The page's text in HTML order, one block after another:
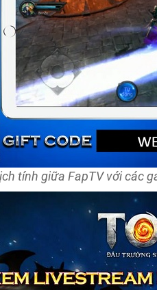
tính giữa FapTV với các